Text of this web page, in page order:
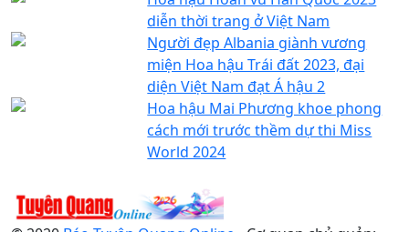
diễn thời trang ở Việt Nam
Người đẹp Albania giành vương
miện Hoa hậu Trái đất 2023, đại
diện Việt Nam đạt Á hậu 2
Hoa hậu Mai Phương khoe phong
cách mới trước thềm dự thi Miss
World 2024